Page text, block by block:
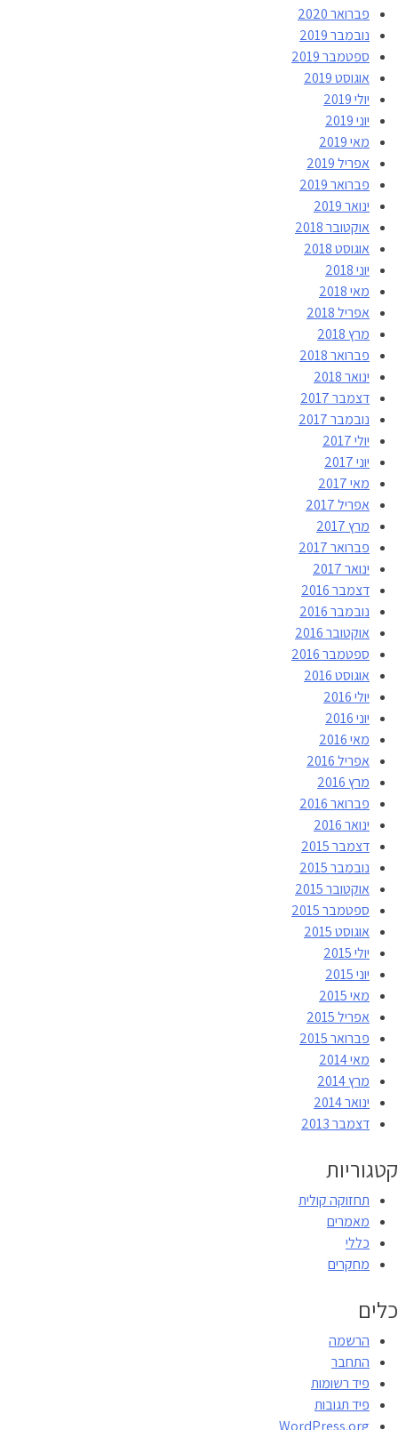
פברואר 2020
נובמבר 2019
ספטמבר 2019
אוגוסט 2019
יולי 2019
יוני 2019
מאי 2019
אפריל 2019
פברואר 2019
ינואר 2019
אוקטובר 2018
אוגוסט 2018
יוני 2018
מאי 2018
אפריל 2018
מרץ 2018
פברואר 2018
ינואר 2018
דצמבר 2017
נובמבר 2017
יולי 2017
יוני 2017
מאי 2017
אפריל 2017
מרץ 2017
פברואר 2017
ינואר 2017
דצמבר 2016
נובמבר 2016
אוקטובר 2016
ספטמבר 2016
אוגוסט 2016
יולי 2016
יוני 2016
מאי 2016
אפריל 2016
מרץ 2016
פברואר 2016
ינואר 2016
דצמבר 2015
נובמבר 2015
אוקטובר 2015
ספטמבר 2015
אוגוסט 2015
יולי 2015
יוני 2015
מאי 2015
אפריל 2015
פברואר 2015
מאי 2014
מרץ 2014
ינואר 2014
דצמבר 2013
קטגוריות
תחזוקה קולית
מאמרים
כללי
מחקרים
כלים
הרשמה
התחבר
פיד רשומות
פיד תגובות
WordPress.org